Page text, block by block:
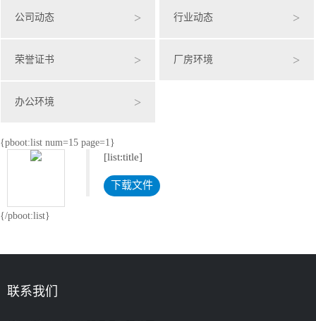
公司动态 > 行业动态 >
荣誉证书 > 厂房环境 >
办公环境 >
{pboot:list num=15 page=1}
[list:title]
下载文件
{/pboot:list}
联系我们